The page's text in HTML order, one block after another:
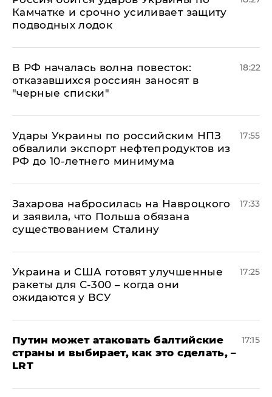
Камчатке и срочно усиливает защиту
подводных лодок
​В РФ началась волна повесток:
отказавшихся россиян заносят в
"черные списки"
18:22
Удары Украины по российским НПЗ
обвалили экспорт нефтепродуктов из
РФ до 10-летнего минимума
17:55
​Захарова набросилась на Навроцкого
и заявила, что Польша обязана
существованием Сталину
17:33
Украина и США готовят улучшенные
ракеты для С-300 – когда они
ожидаются у ВСУ
17:25
Путин может атаковать балтийские
страны и выбирает, как это сделать, –
LRT
17:15